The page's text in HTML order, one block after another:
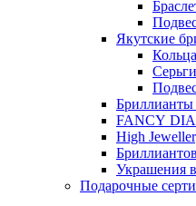
Якутские
Кольца
Серьги
Бриллианты
FANCY
High
Украшения
Подарочные